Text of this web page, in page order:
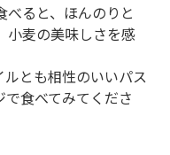
ると、ほんのりと
小麦の美味しさを感
とも相性のいいパス
食べてみてくださ